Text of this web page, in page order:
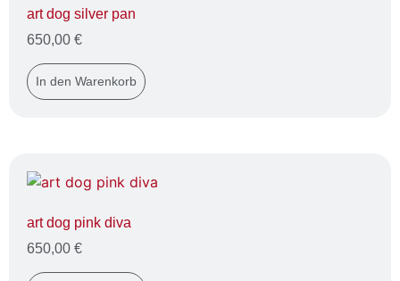
art dog silver pan
650,00 €
In den Warenkorb
art dog pink diva
650,00 €